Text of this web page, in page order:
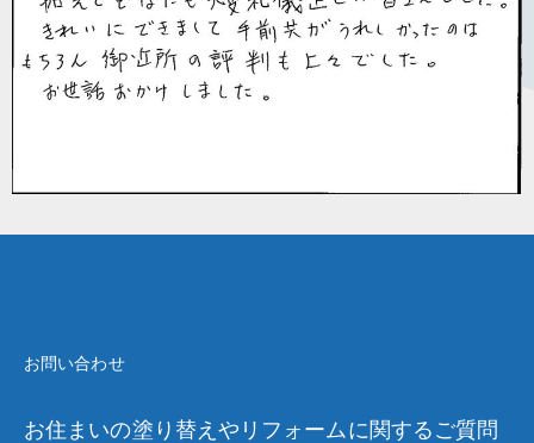
お問い合わせ
お住まいの塗り替えやリフォームに関するご質問